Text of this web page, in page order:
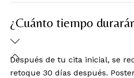
¿Cuánto tiempo
Después de tu cita inicial, se
retoque 30 días después.